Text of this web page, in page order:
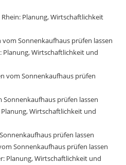
Planung, Wirtschaftlichkeit
vom Sonnenkaufhaus prüfen lassen
Planung, Wirtschaftlichkeit und
vom Sonnenkaufhaus prüfen
Sonnenkaufhaus prüfen lassen
Wirtschaftlichkeit und
prüfen lassen
Sonnenkaufhaus prüfen lassen
Planung, Wirtschaftlichkeit und